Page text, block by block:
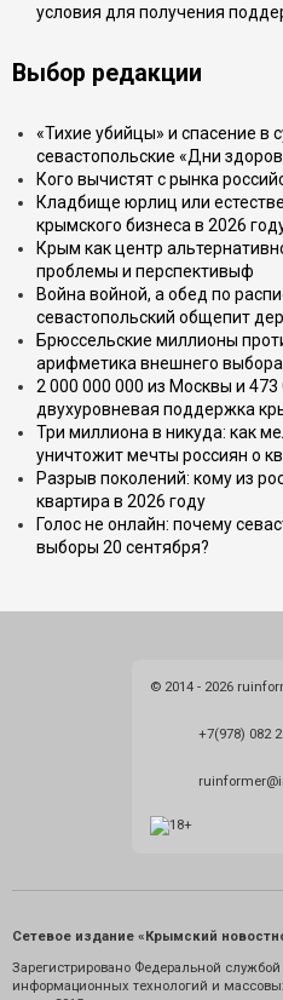
условия для получения
Выбор редакции
«Тихие убийцы» и спасение в
севастопольские «Дни
Кого вычистят с рынка
Кладбище юрлиц или
крымского бизнеса в 2026
Крым как центр
проблемы и перспективыф
Война войной, а обед по
севастопольский общепит
Брюссельские миллионы
арифметика внешнего
2 000 000 000 из Москвы и
двухуровневая поддержка
Три миллиона в никуда: как
уничтожит мечты россиян о
Разрыв поколений: кому из
квартира в 2026 году
Голос не онлайн: почему
выборы 20 сентября?
© 2014 - 2026
+7(978) 082
Сетевое издание «Крымский
Зарегистрировано Федеральной
информационных технологий и